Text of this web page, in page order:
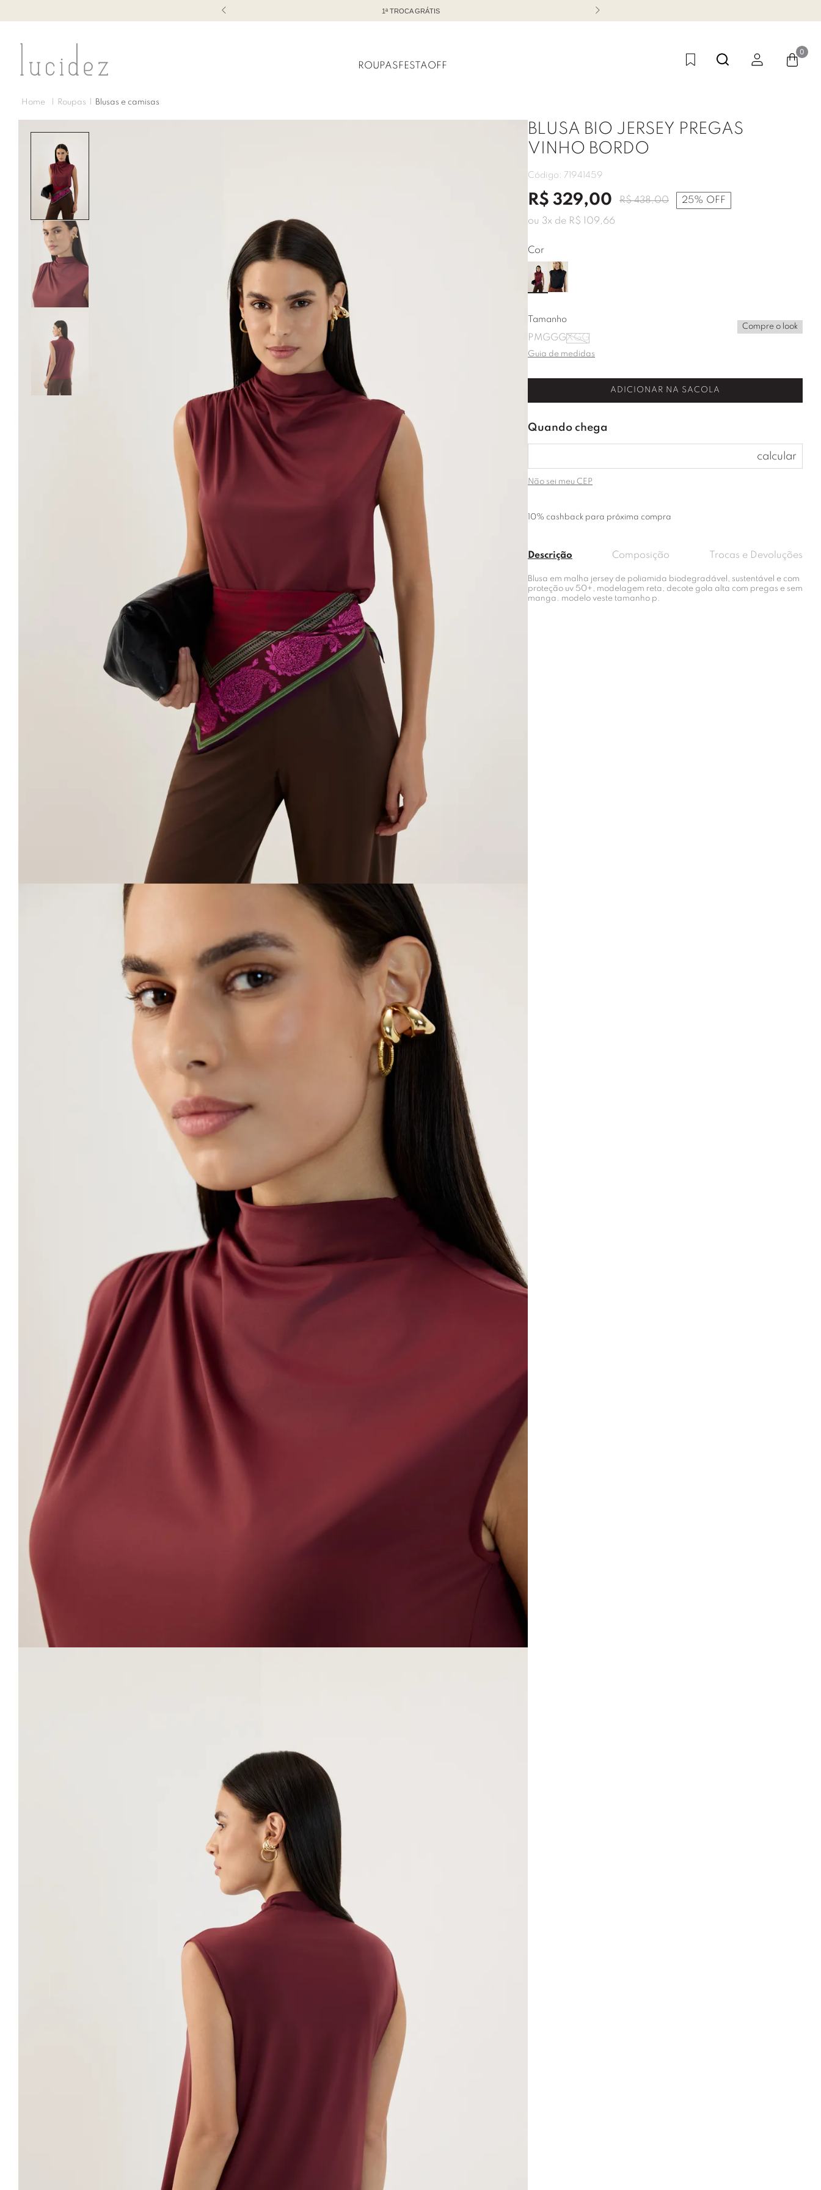
TODO OFF COM ATÉ 60% DE DESCONTO
ROUPASFESTAOFF
0
Roupas Blusas e camisas
BLUSA BIO JERSEY PREGAS
VINHO BORDO
Código: 71941459
R$ 329,00 R$ 438,00 25% OFF
ou 3x de R$ 109,66
Cor
Tamanho
PMGGGXGG
Compre o look
Guia de medidas
ADICIONAR NA SACOLA
Não sei meu CEP
10% cashback para próxima compra
Descrição Composição Trocas e Devoluções
Blusa em malha jersey de poliamida biodegradável, sustentável e com
proteção uv 50+, modelagem reta, decote gola alta com pregas e sem
manga. modelo veste tamanho p.